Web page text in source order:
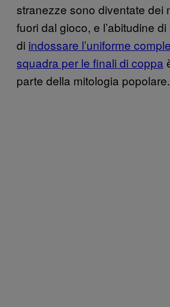
stranezze sono diventate dei
fuori dal gioco, e l’abitudine
di indossare l’uniforme
squadra per le finali di coppa
parte della mitologia popolare.